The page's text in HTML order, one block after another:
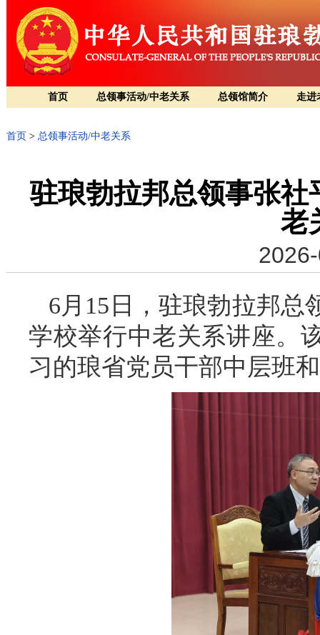
首页 总领事活动/中老关系 总领馆简介 走进
首页 > 总领事活动/中老关系
驻琅勃拉邦总领事张
老
6月15日，驻琅勃拉邦总
学校举行中老关系讲座。
习的琅省党员干部中层班